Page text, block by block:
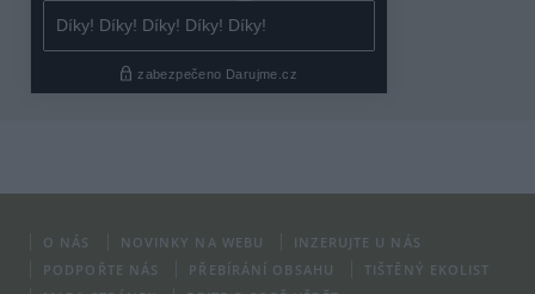
O NÁS NOVINKY NA WEBU
INZERUJTE U NÁS
PODPOŘTE NÁS
PŘEBÍRÁNÍ OBSAHU
TIŠTĚNÝ EKOLIST